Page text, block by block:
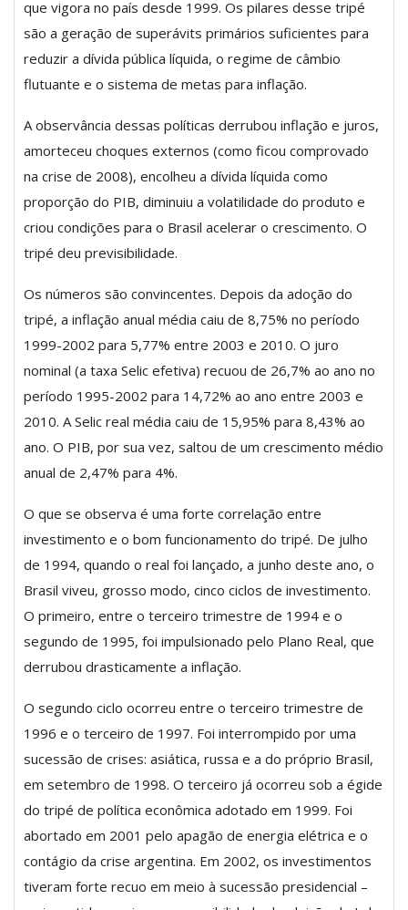
que vigora no país desde 1999. Os pilares desse tripé
são a geração de superávits primários suficientes para
reduzir a dívida pública líquida, o regime de câmbio
flutuante e o sistema de metas para inflação.
A observância dessas políticas derrubou inflação e juros,
amorteceu choques externos (como ficou comprovado
na crise de 2008), encolheu a dívida líquida como
proporção do PIB, diminuiu a volatilidade do produto e
criou condições para o Brasil acelerar o crescimento. O
tripé deu previsibilidade.
Os números são convincentes. Depois da adoção do
tripé, a inflação anual média caiu de 8,75% no período
1999-2002 para 5,77% entre 2003 e 2010. O juro
nominal (a taxa Selic efetiva) recuou de 26,7% ao ano no
período 1995-2002 para 14,72% ao ano entre 2003 e
2010. A Selic real média caiu de 15,95% para 8,43% ao
ano. O PIB, por sua vez, saltou de um crescimento médio
anual de 2,47% para 4%.
O que se observa é uma forte correlação entre
investimento e o bom funcionamento do tripé. De julho
de 1994, quando o real foi lançado, a junho deste ano, o
Brasil viveu, grosso modo, cinco ciclos de investimento.
O primeiro, entre o terceiro trimestre de 1994 e o
segundo de 1995, foi impulsionado pelo Plano Real, que
derrubou drasticamente a inflação.
O segundo ciclo ocorreu entre o terceiro trimestre de
1996 e o terceiro de 1997. Foi interrompido por uma
sucessão de crises: asiática, russa e a do próprio Brasil,
em setembro de 1998. O terceiro já ocorreu sob a égide
do tripé de política econômica adotado em 1999. Foi
abortado em 2001 pelo apagão de energia elétrica e o
contágio da crise argentina. Em 2002, os investimentos
tiveram forte recuo em meio à sucessão presidencial –